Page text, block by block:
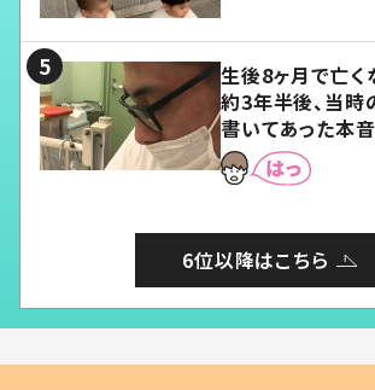
生後8ヶ月で亡
約3年半後、当
書いてあった本
6位以降はこちら